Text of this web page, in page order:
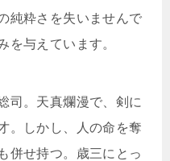
純粋さを失いませんで
を与えています。
司。天真爛漫で、剣に
。しかし、人の命を奪
併せ持つ。歳三にとっ